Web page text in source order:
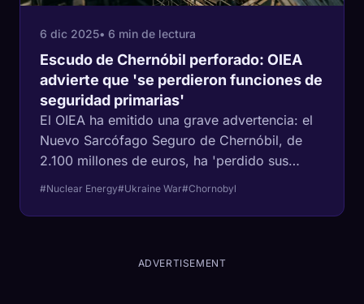
6 dic 2025• 6 min de lectura
Escudo de Chernóbil perforado: OIEA
advierte que 'se perdieron funciones de
seguridad primarias'
El OIEA ha emitido una grave advertencia: el
Nuevo Sarcófago Seguro de Chernóbil, de
2.100 millones de euros, ha 'perdido sus
funciones de seguridad primarias' después de
y los incendios dañaran unos 200 metros
#Nuclear Energy#Ukraine War#Chornobyl
ADVERTISEMENT